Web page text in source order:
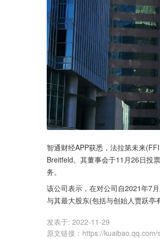
智通财经APP获悉，法拉第未来
Breitfeld。其董事会于11月26日投
务。
该公司表示，在对公司自2021年7
与其最大股东(包括与创始人贾跃亭
发表于: 2022-11-29
原文链接 ： https://